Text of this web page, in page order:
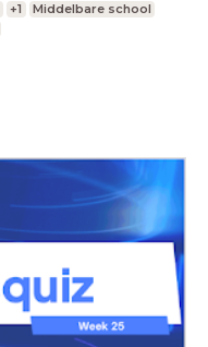
+1
Middelbare school